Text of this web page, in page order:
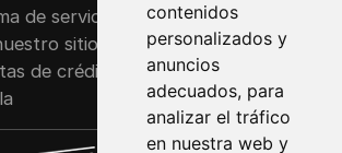
contenidos
personalizados y
anuncios
adecuados, para
analizar el tráfico
en nuestra web y
de servicio POS de Raiffeisen Bank
sitio web. Acepta las
de crédito y débito de forma